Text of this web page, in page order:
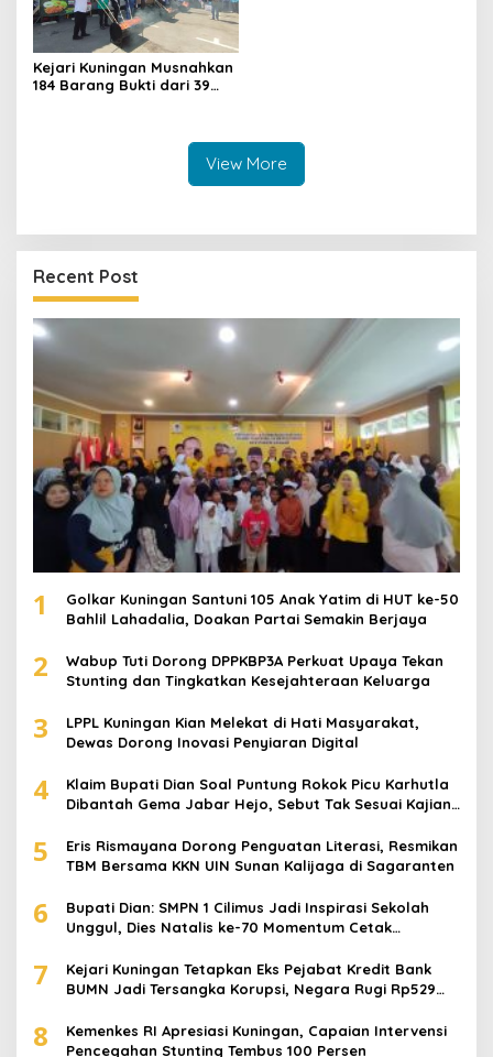
Kejari Kuningan Musnahkan
184 Barang Bukti dari 39
View More
Recent Post
1
Golkar Kuningan Santuni 105 Anak Yatim di HUT ke-50
Bahlil Lahadalia, Doakan Partai Semakin Berjaya
2
Wabup Tuti Dorong DPPKBP3A Perkuat Upaya Tekan
Stunting dan Tingkatkan Kesejahteraan Keluarga
3
LPPL Kuningan Kian Melekat di Hati Masyarakat,
Dewas Dorong Inovasi Penyiaran Digital
4
Klaim Bupati Dian Soal Puntung Rokok Picu Karhutla
Dibantah Gema Jabar Hejo, Sebut Tak Sesuai Kajian
5
Eris Rismayana Dorong Penguatan Literasi, Resmikan
TBM Bersama KKN UIN Sunan Kalijaga di Sagaranten
6
Bupati Dian: SMPN 1 Cilimus Jadi Inspirasi Sekolah
Unggul, Dies Natalis ke-70 Momentum Cetak
7
Kejari Kuningan Tetapkan Eks Pejabat Kredit Bank
BUMN Jadi Tersangka Korupsi, Negara Rugi Rp529
8
Kemenkes RI Apresiasi Kuningan, Capaian Intervensi
Pencegahan Stunting Tembus 100 Persen